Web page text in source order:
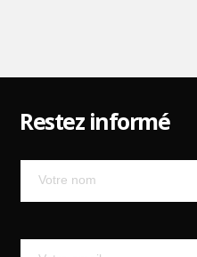
Restez informé